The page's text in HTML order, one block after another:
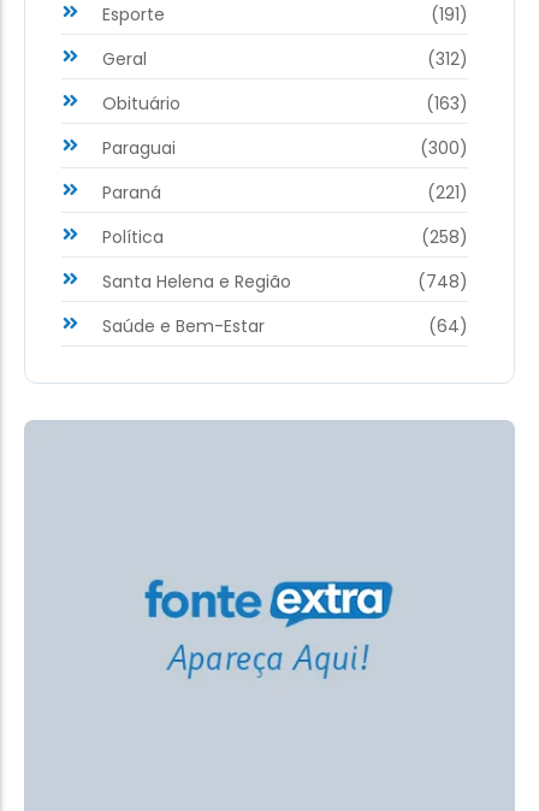
Esporte
(191)
Geral
(312)
Obituário
(163)
Paraguai
(300)
Paraná
(221)
Política
(258)
Santa Helena e Região
(748)
Saúde e Bem-Estar
(64)